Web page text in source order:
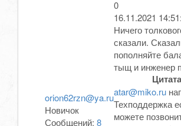
orion62rzn@ya.ru
Новичок
Сообщений: 8
0
16.11.2021
Ничего
сказали.
пополняйте
тыщ и инженер
Цитата
atar@miko.ru
Техподдержка
можете